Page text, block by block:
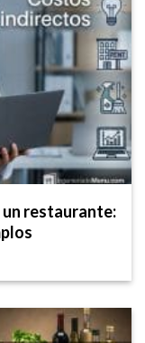
restaurante: